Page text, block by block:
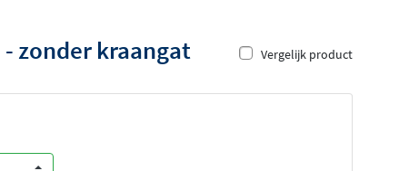
- zonder kraangat Vergelijk product